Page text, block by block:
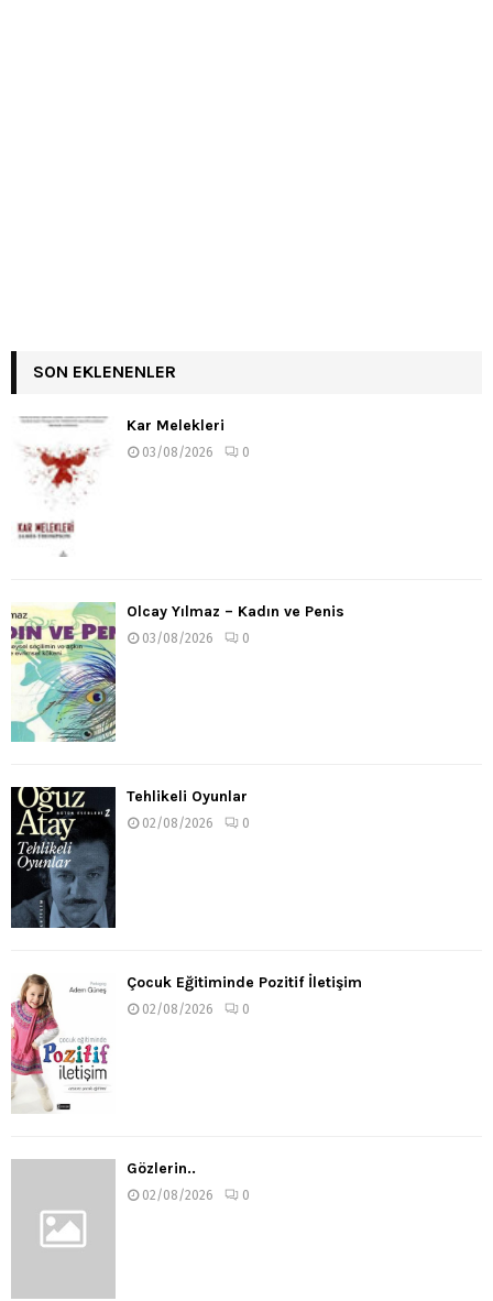
SON EKLENENLER
Kar Melekleri
03/08/2026 0
Olcay Yılmaz – Kadın ve Penis
03/08/2026 0
Tehlikeli Oyunlar
02/08/2026 0
Çocuk Eğitiminde Pozitif İletişim
02/08/2026 0
Gözlerin..
02/08/2026 0